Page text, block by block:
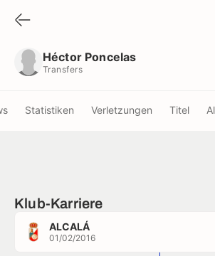
Héctor Poncelas
Transfers
Statistiken Verletzungen Titel
Klub-Karriere
ALCALÁ
01/02/2016